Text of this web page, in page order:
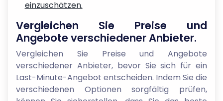
einzuschätzen.
Vergleichen Sie Preise und
Angebote verschiedener Anbieter.
Vergleichen Sie Preise und Angebote
verschiedener Anbieter, bevor Sie sich für ein
Last-Minute-Angebot entscheiden. Indem Sie die
verschiedenen Optionen sorgfältig prüfen,